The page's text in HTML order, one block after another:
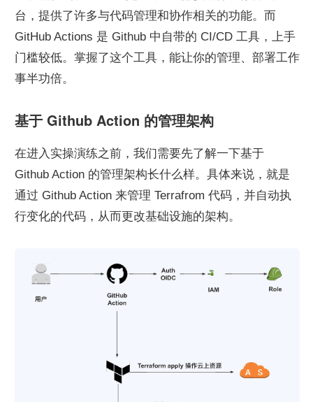
台，提供了许多与代码管理和协作相关的功能。而
GitHub Actions 是 Github 中自带的 CI/CD 工具，上手
门槛较低。掌握了这个工具，能让你的管理、部署工作
事半功倍。
基于 Github Action 的管理架构
在进入实操演练之前，我们需要先了解一下基于
Github Action 的管理架构长什么样。具体来说，就是
通过 Github Action 来管理 Terrafrom 代码，并自动执
行变化的代码，从而更改基础设施的架构。